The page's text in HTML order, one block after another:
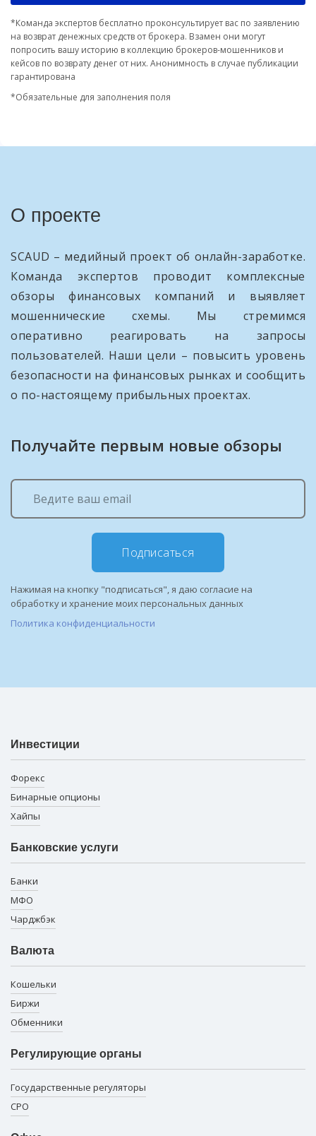
*Команда экспертов бесплатно проконсультирует вас по заявлению
на возврат денежных средств от брокера. Взамен они могут
попросить вашу историю в коллекцию брокеров-мошенников и
кейсов по возврату денег от них. Анонимность в случае публикации
гарантирована
*Обязательные для заполнения поля
О проекте
SCAUD – медийный проект об онлайн-заработке.
Команда экспертов проводит комплексные
обзоры финансовых компаний и выявляет
мошеннические схемы. Мы стремимся
оперативно реагировать на запросы
пользователей. Наши цели – повысить уровень
безопасности на финансовых рынках и сообщить
о по-настоящему прибыльных проектах.
Получайте первым новые обзоры
Подписаться
Нажимая на кнопку "подписаться", я даю согласие на
обработку и хранение моих персональных данных
Политика конфиденциальности
Инвестиции
Форекс
Бинарные опционы
Хайпы
Банковские услуги
Банки
МФО
Чарджбэк
Валюта
Кошельки
Биржи
Обменники
Регулирующие органы
Государственные регуляторы
СРО